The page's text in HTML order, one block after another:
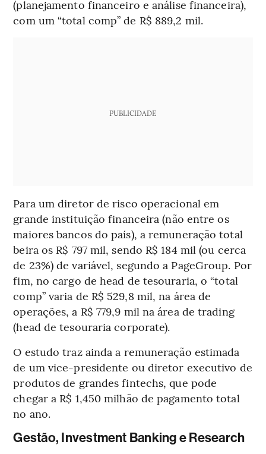
(planejamento financeiro e análise financeira),
com um “total comp” de R$ 889,2 mil.
PUBLICIDADE
Para um diretor de risco operacional em
grande instituição financeira (não entre os
maiores bancos do país), a remuneração total
beira os R$ 797 mil, sendo R$ 184 mil (ou cerca
de 23%) de variável, segundo a PageGroup. Por
fim, no cargo de head de tesouraria, o “total
comp” varia de R$ 529,8 mil, na área de
operações, a R$ 779,9 mil na área de trading
(head de tesouraria corporate).
O estudo traz ainda a remuneração estimada
de um vice-presidente ou diretor executivo de
produtos de grandes fintechs, que pode
chegar a R$ 1,450 milhão de pagamento total
no ano.
Gestão, Investment Banking e Research